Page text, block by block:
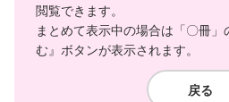
閲覧できます。
まとめて表示中の場合は「〇冊
む』ボタンが表示されます。
戻る